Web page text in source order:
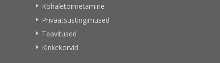
Kohaletoimetamine
Privaatsustingimused
Teavitused
Kinkekorvid